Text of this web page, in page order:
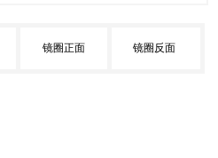
镜圈正面 镜圈反面